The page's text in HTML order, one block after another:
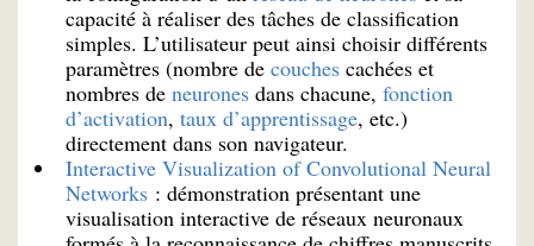
capacité à réaliser des tâches de classification
simples. L’utilisateur peut ainsi choisir différents
paramètres (nombre de couches cachées et
nombres de neurones dans chacune, fonction
d’activation, taux d’apprentissage, etc.)
directement dans son navigateur.
Interactive Visualization of Convolutional Neural
Networks : démonstration présentant une
visualisation interactive de réseaux neuronaux